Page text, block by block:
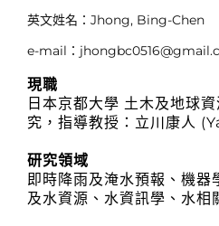
英文姓名：Jhong, Bing-Chen
e-mail：
現職
日本京都大學 土木及地球
究，指導教授：立川康人
研究領域
即時降雨及淹水預報、機器
及水資源、水資訊學、水相